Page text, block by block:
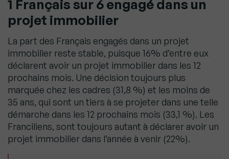
1 Français sur 6 engagé dans un
projet immobilier
La part des Français engagés dans un projet
immobilier reste stable, puisque 16% d’entre eux
déclarent avoir un projet immobilier dans les 12
prochains mois. Une décision toujours plus
marquée chez les cadres (31,8 %) et les moins de
35 ans, qui sont un tiers à se projeter dans une telle
démarche dans les 12 prochains mois (33,1 %). Les
Franciliens, sont toujours autant à déclarer avoir un
projet immobilier dans l’année à venir (22%).